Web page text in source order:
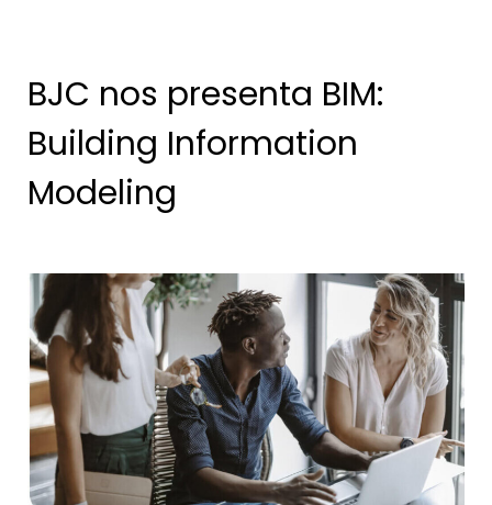
BJC nos presenta BIM:
Building Information
Modeling